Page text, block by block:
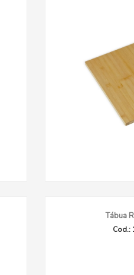
Tábua
Cod.: